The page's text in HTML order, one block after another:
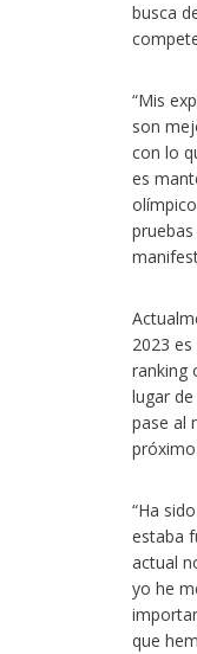
busca
“Mis
son
con lo
es
2023
ranking
lugar
pase al
“Ha
estaba
actual
yo he
que